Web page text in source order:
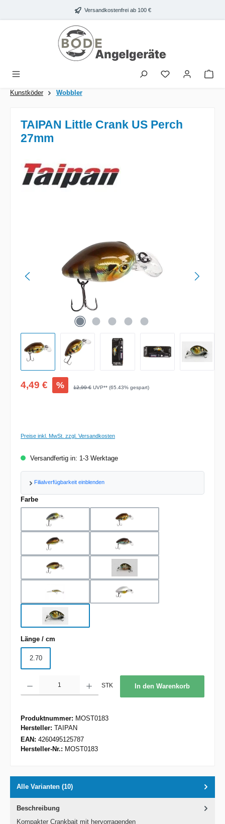
Zum Hauptinhalt springen Versandkostenfrei ab 100 €
Kunstköder Wobbler
TAIPAN Little Crank US Perch
27mm
Verkaufspreis:
4,49 € % Regulärer Preis:
12,99 € UVP** (65.43% gespart)
Preise inkl. MwSt. zzgl. Versandkosten
Versandfertig in: 1-3 Werktage
Filialverfügbarkeit einblenden
Farbeauswählen
Gold Shiner
Natural Natural Ayu
Pearl Pearl Shiner
US Perch
Länge / cm
2.70
STK In den Warenkorb
Produktnummer: MOST0183
Hersteller: TAIPAN
EAN: 4260495125787
Hersteller-Nr.: MOST0183
Alle Varianten (10)
Beschreibung
Kompakter Crankbait mit hervorragenden